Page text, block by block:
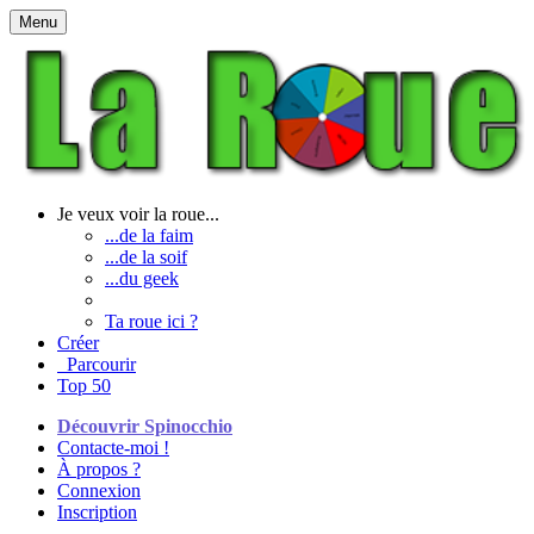
Menu
Je veux voir la roue...
...de la faim
...de la soif
...du geek
Ta roue ici ?
Créer
Parcourir
Top 50
Découvrir Spinocchio
Contacte-moi !
À propos ?
Connexion
Inscription